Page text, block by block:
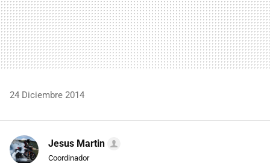
24 Diciembre 2014
Jesus Martin
Coordinador